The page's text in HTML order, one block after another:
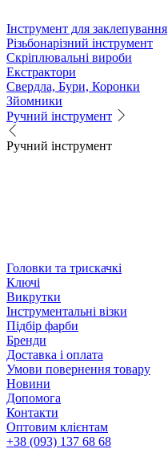
Інструмент для заклепування
Різьбонарізний інструмент
Скріплювальні вироби
Екстрактори
Свердла, Бури, Коронки
Зйомники
Ручний інструмент
Ручний інструмент
Головки та трискачкі
Ключі
Викрутки
Інструментальні візки
Підбір фарби
Бренди
Доставка і оплата
Умови повернення товару
Новини
Допомога
Контакти
Оптовим клієнтам
+38 (093) 137 68 68